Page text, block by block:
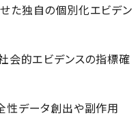
た独自の個別化エビデン
会的エビデンスの指標確
性データ創出や副作用